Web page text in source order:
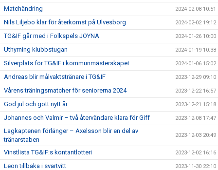
Matchändring 2024-02-08 10:51
Nils Liljebo klar för återkomst på Ulvesborg 2024-02-02 19:12
TG&IF går med i Folkspels JOYNA 2024-01-26 10:00
Uthyrning klubbstugan 2024-01-19 10:38
Silverplats för TG&IF i kommunmästerskapet 2024-01-06 15:02
Andreas blir målvaktstränare i TG&IF 2023-12-29 09:10
Vårens träningsmatcher för seniorerna 2024 2023-12-22 16:57
God jul och gott nytt år 2023-12-21 15:18
Johannes och Valmir – två återvändare klara för Giff 2023-12-08 17:47
Lagkaptenen förlänger – Axelsson blir en del av
tränarstaben
2023-12-03 20:49
Vinstlista TG&IF:s kontantlotteri 2023-12-02 16:16
Leon tillbaka i svartvitt 2023-11-30 22:10